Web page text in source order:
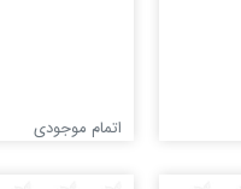
اتمام موجودی